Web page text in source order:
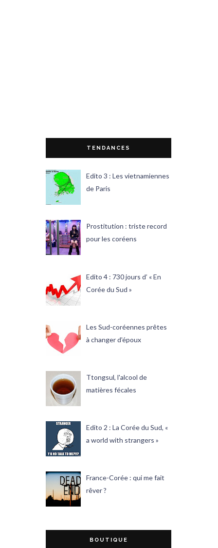
TENDANCES
Edito 3 : Les vietnamiennes
de Paris
Prostitution : triste record
pour les coréens
Edito 4 : 730 jours d’ « En
Corée du Sud »
Les Sud-coréennes prêtes
à changer d'époux
Ttongsul, l'alcool de
matières fécales
Edito 2 : La Corée du Sud, «
a world with strangers »
France-Corée : qui me fait
rêver ?
BOUTIQUE